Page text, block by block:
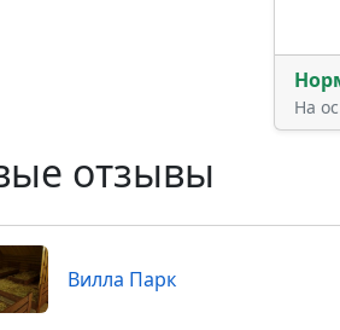
На
отзывы
Вилла Парк